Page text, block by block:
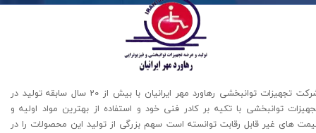
شرکت تجهیزات توانبخشی رهاورد مهر ایرانیان با بیش از 20 سال سابقه تولید در
توانبخشی با تکیه بر کادر فنی خود و استفاده از بهترین مواد اولیه و
های غیر قابل رقابت توانسته است سهم بزرگی از تولید این محصولات را در